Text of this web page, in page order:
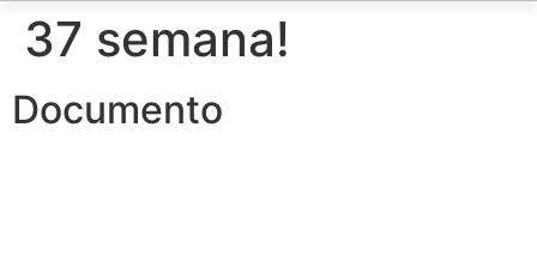
37 semana!
Documento